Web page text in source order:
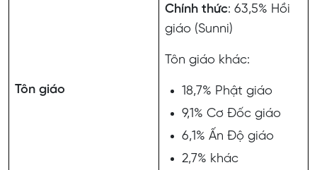
Tôn giáo
Chính thức: 63,5% Hồi
giáo (Sunni)
Tôn giáo khác:
18,7% Phật giáo
9,1% Cơ Đốc giáo
6,1% Ấn Độ giáo
2,7% khác